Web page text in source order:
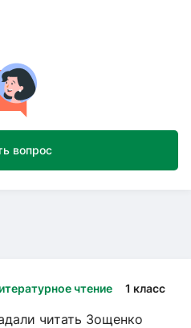
вопрос
чтение 1 класс
читать Зощенко